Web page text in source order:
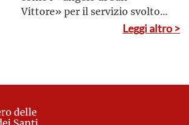
Vittore» per il servizio svolto
per tanti anni nel grandeLeggi altro >